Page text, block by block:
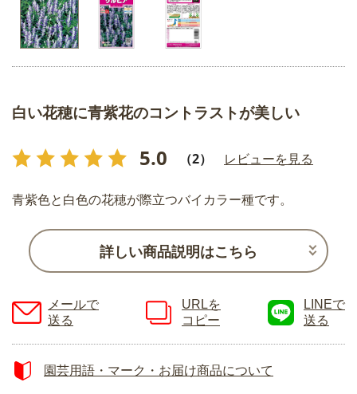
白い花穂に青紫花のコントラストが美しい
5.0 （2） レビューを見る
青紫色と白色の花穂が際立つバイカラー種です。
詳しい商品説明はこちら
メールで
送る
URLを
コピー
LINEで
送る
園芸用語・マーク・お届け商品について